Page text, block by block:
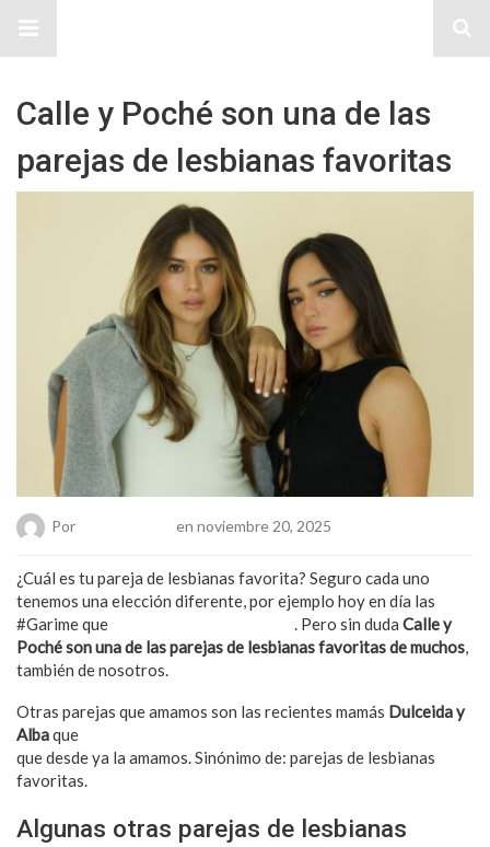
Calle y Poché son una de las
parejas de lesbianas favoritas
Por en noviembre 20, 2025
¿Cuál es tu pareja de lesbianas favorita? Seguro cada uno
tenemos una elección diferente, por ejemplo hoy en día las
#Garime que
. Pero sin duda Calle y
Poché son una de las parejas de lesbianas favoritas de muchos,
también de nosotros.
Otras parejas que amamos son las recientes mamás Dulceida y
Albaque
que desde ya la amamos. Sinónimo de: parejas de lesbianas
favoritas.
Algunas otras parejas de lesbianas